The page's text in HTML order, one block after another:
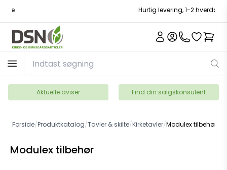
Hurtig levering, 1-2 hverdage
Aktuelle aviser Find din salgskonsulent
Forside/Produktkatalog/Tavler & skilte/Kirketavler/Modulex tilbehør
Modulex tilbehør